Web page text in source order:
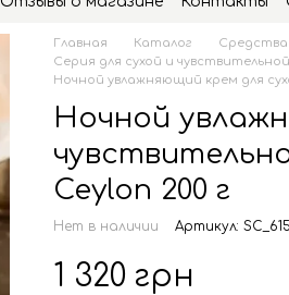
Главная Каталог Средства
Серия для сухой и
Ночной увлажняющий крем для
Ночной
Ceylon 200 г
Нет в наличии Артикул:
1 320 грн